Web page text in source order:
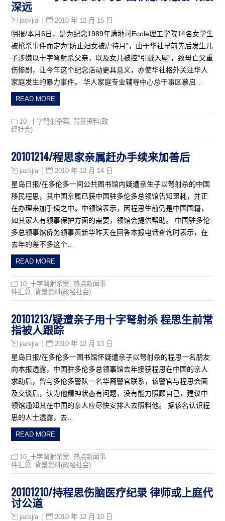
深远
jackjia 2010 年 12 月 15 日
明报/本月6日，是为纪念1989年满地可Ecole理工学院14名女学生
被枪杀事件而定为“防止妇女被虐待月”，由于华社早前先后发生儿
子涉嫌以十字弩射杀父亲，以及女儿被控“引贼入屋”，致母亡父重
伤惨剧，让今年这个纪念活动更具意义，亦使华社格外关注华人
家庭发生的暴力事件。 华人家庭专业辅导中心总干事区慕启…
READ MORE
10_十字弩射杀案 背景资料(政
经社会)
20101214/程思家亲属赶办手续来加善后
jackjia 2010 年 12 月 14 日
星岛日报/在多伦多一间公共图书馆内疑遭亲生子以弩射杀的中国
移民程思，其中国亲属已获中国驻多伦多总领馆告知噩耗，并正
在办理来加手续之中。中领馆表示，因程思生前仍是中国国籍，
如其家人有领事保护方面的需要，领馆会提供帮助。 中国驻多伦
多总领事馆侨务领事黄新华昨天在回答本报电话查询时表示，在
去年的差不多这个…
READ MORE
10_十字弩射杀案 ,热点新闻事
件汇总
背景资料(政经社会)
20101213/疑遭亲子用十字弩射杀 程思生前常
指被人跟踪
jackjia 2010 年 12 月 13 日
星岛日报/在多伦多一图书馆怀疑遭亲子以弩射杀的程思一名朋友
向本报透露，中国驻多伦多总领事馆去年接获程思在中国的亲人
求助后，曾与多伦多警队一名华裔警官联系，该警官与程思会面
及交谈后，认为他精神状态有问题，没有能力照顾自己，建议中
领馆通知其在中国的亲人应尽快安排人去照料他。 据该名认识程
思的人士透露，去…
READ MORE
10_十字弩射杀案 ,热点新闻事
件汇总
背景资料(政经社会)
20101210/持程思伤脑医疗纪录 律师或上庭代
讨公道
jackjia 2010 年 12 月 10 日